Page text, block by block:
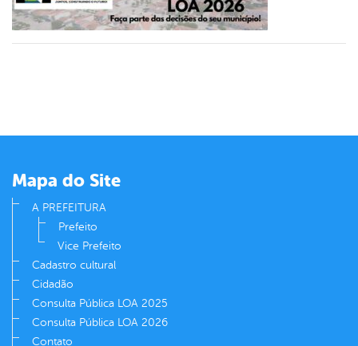
Mapa do Site
A PREFEITURA
Prefeito
Vice Prefeito
Cadastro cultural
Cidadão
Consulta Pública LOA 2025
Consulta Pública LOA 2026
Contato